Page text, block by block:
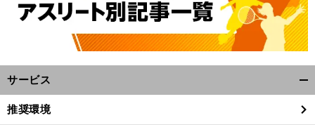
サービス
閉
推奨環境